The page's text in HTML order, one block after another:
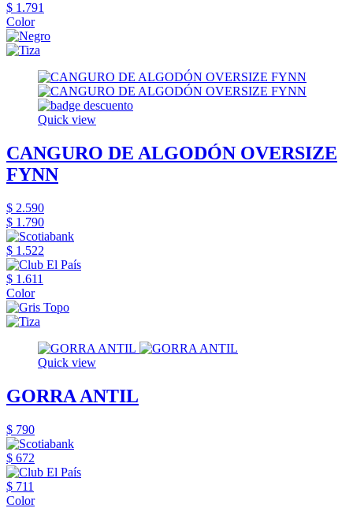
$ 1.791
Color
Quick view
CANGURO DE ALGODÓN OVERSIZE
FYNN
$ 2.590
$ 1.790
$ 1.522
$ 1.611
Color
Quick view
GORRA ANTIL
$ 790
$ 672
$ 711
Color